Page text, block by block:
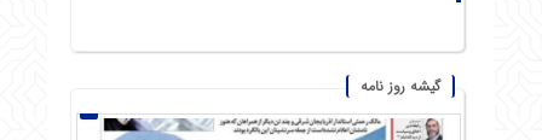
گیشه روز نامه